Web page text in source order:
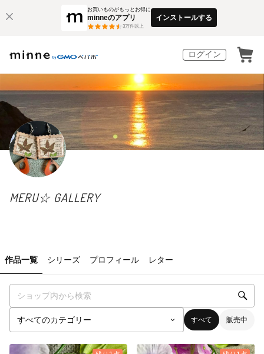
お買いものがもっとお得に
minneのアプリ
3万件以上
インストールする
ログイン
MERU☆ GALLERY
作品一覧 シリーズ プロフィール レター
すべて 販売中